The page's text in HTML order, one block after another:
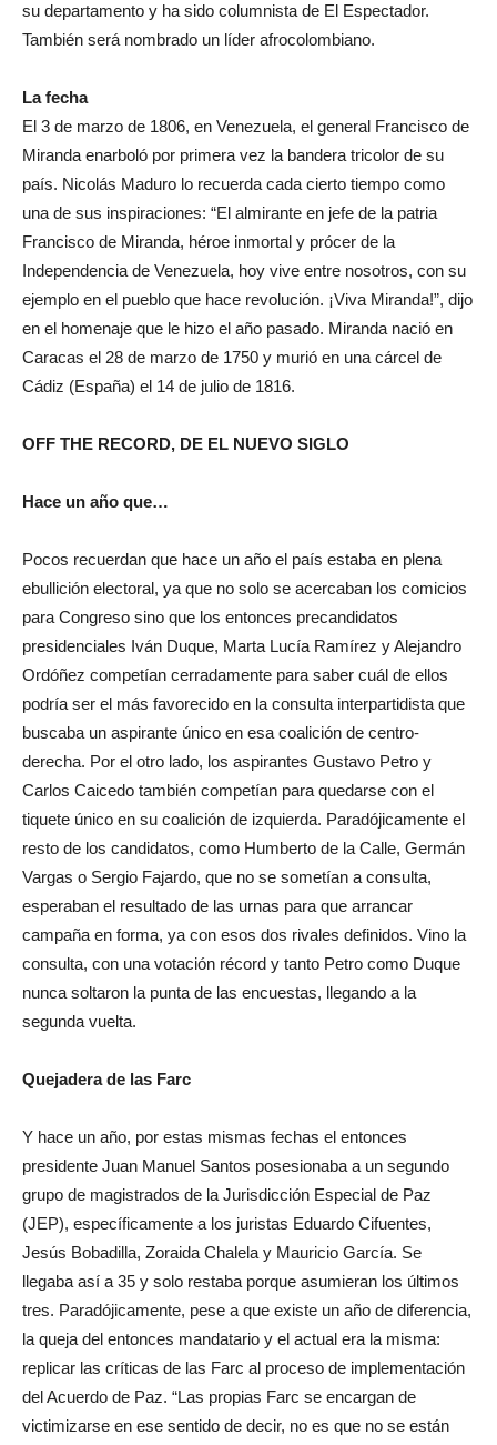
su departamento y ha sido columnista de El Espectador.
También será nombrado un líder afrocolombiano.
La fecha
El 3 de marzo de 1806, en Venezuela, el general Francisco de
Miranda enarboló por primera vez la bandera tricolor de su
país. Nicolás Maduro lo recuerda cada cierto tiempo como
una de sus inspiraciones: “El almirante en jefe de la patria
Francisco de Miranda, héroe inmortal y prócer de la
Independencia de Venezuela, hoy vive entre nosotros, con su
ejemplo en el pueblo que hace revolución. ¡Viva Miranda!”, dijo
en el homenaje que le hizo el año pasado. Miranda nació en
Caracas el 28 de marzo de 1750 y murió en una cárcel de
Cádiz (España) el 14 de julio de 1816.
OFF THE RECORD, DE EL NUEVO SIGLO
Hace un año que…
Pocos recuerdan que hace un año el país estaba en plena
ebullición electoral, ya que no solo se acercaban los comicios
para Congreso sino que los entonces precandidatos
presidenciales Iván Duque, Marta Lucía Ramírez y Alejandro
Ordóñez competían cerradamente para saber cuál de ellos
podría ser el más favorecido en la consulta interpartidista que
buscaba un aspirante único en esa coalición de centro-
derecha. Por el otro lado, los aspirantes Gustavo Petro y
Carlos Caicedo también competían para quedarse con el
tiquete único en su coalición de izquierda. Paradójicamente el
resto de los candidatos, como Humberto de la Calle, Germán
Vargas o Sergio Fajardo, que no se sometían a consulta,
esperaban el resultado de las urnas para que arrancar
campaña en forma, ya con esos dos rivales definidos. Vino la
consulta, con una votación récord y tanto Petro como Duque
nunca soltaron la punta de las encuestas, llegando a la
segunda vuelta.
Quejadera de las Farc
Y hace un año, por estas mismas fechas el entonces
presidente Juan Manuel Santos posesionaba a un segundo
grupo de magistrados de la Jurisdicción Especial de Paz
(JEP), específicamente a los juristas Eduardo Cifuentes,
Jesús Bobadilla, Zoraida Chalela y Mauricio García. Se
llegaba así a 35 y solo restaba porque asumieran los últimos
tres. Paradójicamente, pese a que existe un año de diferencia,
la queja del entonces mandatario y el actual era la misma:
replicar las críticas de las Farc al proceso de implementación
del Acuerdo de Paz. “Las propias Farc se encargan de
victimizarse en ese sentido de decir, no es que no se están